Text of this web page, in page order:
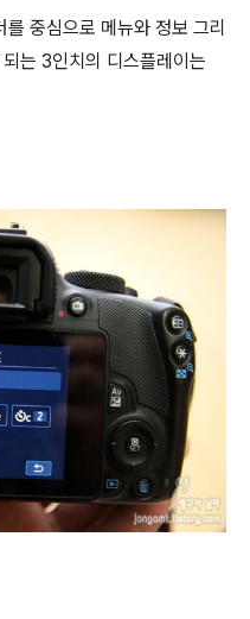
중심으로 메뉴와 정보 그리
는 3인치의 디스플레이는